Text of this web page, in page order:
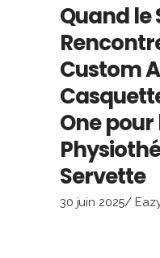
Quand le
Custom
One pour
Servette
30 juin 2025